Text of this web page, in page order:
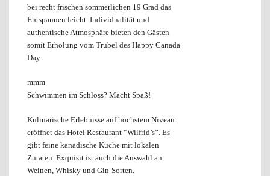
bei recht frischen sommerlichen 19 Grad das
Entspannen leicht. Individualität und
authentische Atmosphäre bieten den Gästen
somit Erholung vom Trubel des Happy Canada
Day.
mmm
Schwimmen im Schloss? Macht Spaß!
Kulinarische Erlebnisse auf höchstem Niveau
eröffnet das Hotel Restaurant “Wilfrid’s”. Es
gibt feine kanadische Küche mit lokalen
Zutaten. Exquisit ist auch die Auswahl an
Weinen, Whisky und Gin-Sorten.